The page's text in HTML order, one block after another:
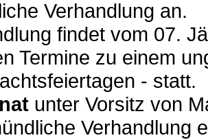
Verhandlung an.
findet vom 07.
Termine zu einem
- statt.
unter Vorsitz von
Verhandlung